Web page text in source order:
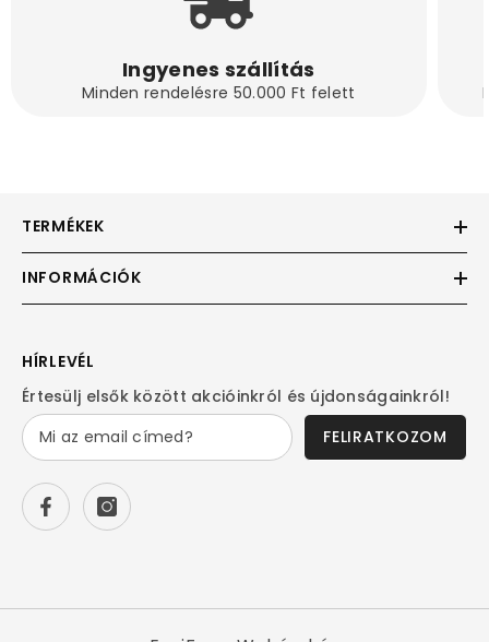
Ingyenes szállítás
Minden rendelésre 50.000 Ft felett
TERMÉKEK
INFORMÁCIÓK
HÍRLEVÉL
Értesülj elsők között akcióinkról és újdonságainkról!
FELIRATKOZOM